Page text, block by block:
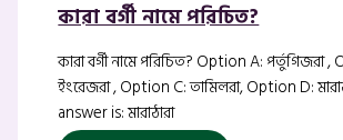
কারা বর্গী নামে পরিচিত?
কারা বর্গী নামে পরিচিত? Option A: পর্তুগিজরা
ইংরেজরা , Option C: তামিলরা, Option D:
answer is: মারাঠারা